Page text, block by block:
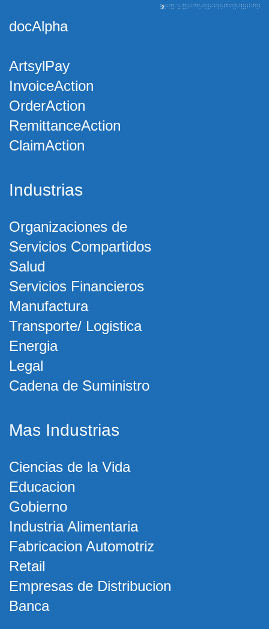
docAlpha
ArtsylPay
InvoiceAction
OrderAction
RemittanceAction
ClaimAction
Industrias
Organizaciones de
Servicios Compartidos
Salud
Servicios Financieros
Manufactura
Transporte/ Logistica
Energia
Legal
Cadena de Suministro
Mas Industrias
Ciencias de la Vida
Educacion
Gobierno
Industria Alimentaria
Fabricacion Automotriz
Retail
Empresas de Distribucion
Banca